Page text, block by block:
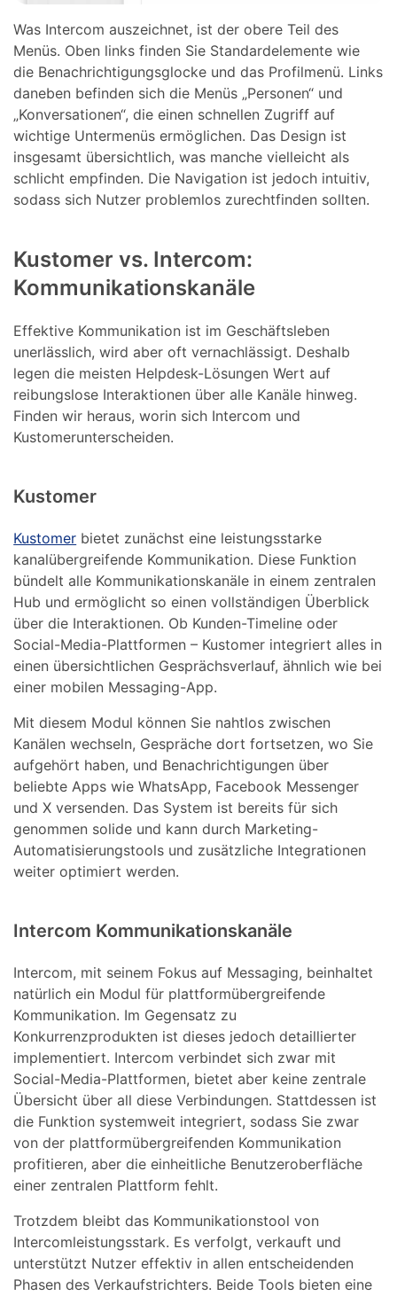
Was Intercom auszeichnet, ist der obere Teil des
Menüs. Oben links finden Sie Standardelemente wie
die Benachrichtigungsglocke und das Profilmenü. Links
daneben befinden sich die Menüs „Personen“ und
„Konversationen“, die einen schnellen Zugriff auf
wichtige Untermenüs ermöglichen. Das Design ist
insgesamt übersichtlich, was manche vielleicht als
schlicht empfinden. Die Navigation ist jedoch intuitiv,
sodass sich Nutzer problemlos zurechtfinden sollten.
Kustomer vs. Intercom:
Kommunikationskanäle
Effektive Kommunikation ist im Geschäftsleben
unerlässlich, wird aber oft vernachlässigt. Deshalb
legen die meisten Helpdesk-Lösungen Wert auf
reibungslose Interaktionen über alle Kanäle hinweg.
Finden wir heraus, worin sich Intercom und
Kustomerunterscheiden.
Kustomer
Kustomer bietet zunächst eine leistungsstarke
kanalübergreifende Kommunikation. Diese Funktion
bündelt alle Kommunikationskanäle in einem zentralen
Hub und ermöglicht so einen vollständigen Überblick
über die Interaktionen. Ob Kunden-Timeline oder
Social-Media-Plattformen – Kustomer integriert alles in
einen übersichtlichen Gesprächsverlauf, ähnlich wie bei
einer mobilen Messaging-App.
Mit diesem Modul können Sie nahtlos zwischen
Kanälen wechseln, Gespräche dort fortsetzen, wo Sie
aufgehört haben, und Benachrichtigungen über
beliebte Apps wie WhatsApp, Facebook Messenger
und X versenden. Das System ist bereits für sich
genommen solide und kann durch Marketing-
Automatisierungstools und zusätzliche Integrationen
weiter optimiert werden.
Intercom Kommunikationskanäle
Intercom, mit seinem Fokus auf Messaging, beinhaltet
natürlich ein Modul für plattformübergreifende
Kommunikation. Im Gegensatz zu
Konkurrenzprodukten ist dieses jedoch detaillierter
implementiert. Intercom verbindet sich zwar mit
Social-Media-Plattformen, bietet aber keine zentrale
Übersicht über all diese Verbindungen. Stattdessen ist
die Funktion systemweit integriert, sodass Sie zwar
von der plattformübergreifenden Kommunikation
profitieren, aber die einheitliche Benutzeroberfläche
einer zentralen Plattform fehlt.
Trotzdem bleibt das Kommunikationstool von
Intercomleistungsstark. Es verfolgt, verkauft und
unterstützt Nutzer effektiv in allen entscheidenden
Phasen des Verkaufstrichters. Beide Tools bieten eine